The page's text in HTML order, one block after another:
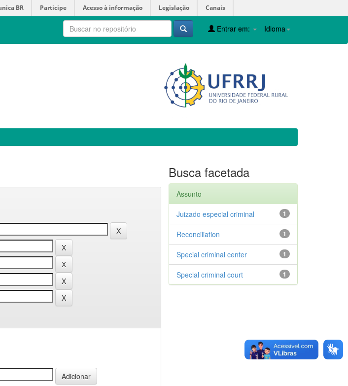
BR Participe Acesso à informação Legislação Canais
Idioma
Entrar em:
Busca facetada
Assunto
1
Juizado especial criminal
1
Reconciliation
1
Special criminal center
1
Special criminal court